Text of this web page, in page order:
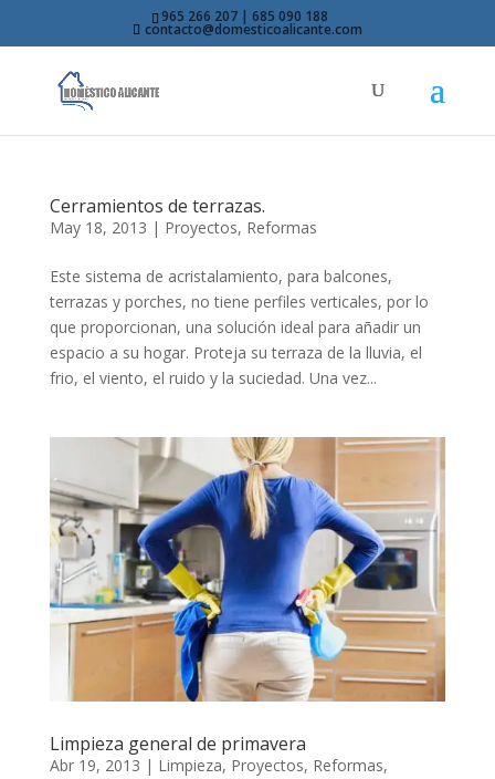
965 266 207 | 685 090 188
contacto@domesticoalicante.com
Cerramientos de terrazas.
May 18, 2013 | Proyectos, Reformas
Este sistema de acristalamiento, para balcones,
terrazas y porches, no tiene perfiles verticales, por lo
que proporcionan, una solución ideal para añadir un
espacio a su hogar. Proteja su terraza de la lluvia, el
frio, el viento, el ruido y la suciedad. Una vez...
Limpieza general de primavera
Abr 19, 2013 | Limpieza, Proyectos, Reformas,